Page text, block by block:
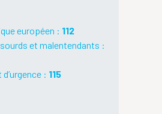
européen : 112
et malentendants :
: 115